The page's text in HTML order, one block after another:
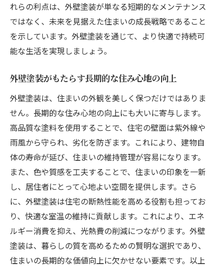
れらの利点は、外壁塗装が単なる短期的なメンテナンス
ではなく、未来を見据えた住まいの成長戦略であること
を示しています。外壁塗装を通じて、より快適で持続可
能な生活を実現しましょう。
外壁塗装がもたらす長期的な住み心地の向上
外壁塗装は、住まいの外観を美しく保つだけではありま
せん。長期的な住み心地の向上にも大いに寄与します。
高品質な塗料を使用することで、住宅の壁面は紫外線や
雨風から守られ、劣化を防ぎます。これにより、建物自
体の寿命が延び、住まいの維持管理が容易になります。
また、色や質感を工夫することで、住まいの印象を一新
し、居住者にとって心地よい空間を提供します。さら
に、外壁塗装は住宅の断熱性能を高める役割も担ってお
り、快適な室温の維持に貢献します。これにより、エネ
ルギー消費を抑え、光熱費の削減につながります。外壁
塗装は、暮らしの質を高めるための賢明な選択であり、
住まいの長期的な価値向上に欠かせない要素です。以上